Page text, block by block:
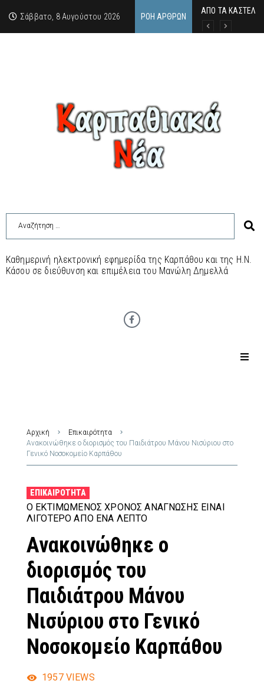
Σάββατο, 8 Αυγούστου 2026 ΡΟΉ ΆΡΘΡΩΝ
ΑΠΟ ΤΑ ΚΑΣΤΕΛΙΑ
Η άγνωστη
Νέος
Καθημερινή ηλεκτρονική εφημερίδα της Καρπάθου και της Η.Ν.
Κάσου σε διεύθυνση και επιμέλεια του Μανώλη Δημελλά
Αρχική
Επικαιρότητα
Ανακοινώθηκε ο διορισμός του Παιδιάτρου Μάνου Νισύριου στο
Γενικό Νοσοκομείο Καρπάθου
ΕΠΙΚΑΙΡΌΤΗΤΑ
Ο ΕΚΤΙΜΏΜΕΝΟΣ ΧΡΌΝΟΣ ΑΝΆΓΝΩΣΗΣ ΕΊΝΑΙ
ΛΙΓΌΤΕΡΟ ΑΠΌ ΈΝΑ ΛΕΠΤΌ
Ανακοινώθηκε ο
διορισμός του
Παιδιάτρου Μάνου
Νισύριου στο Γενικό
Νοσοκομείο Καρπάθου
1957 VIEWS